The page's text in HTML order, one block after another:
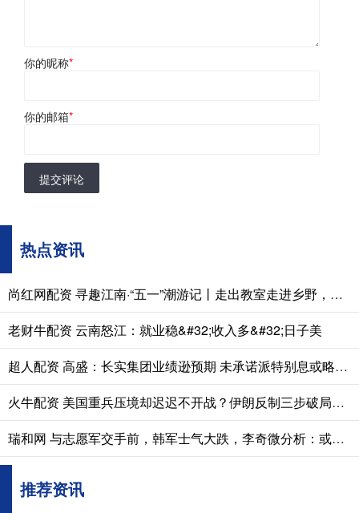
你的昵称*
你的邮箱*
提交评论
热点资讯
尚红网配资 寻趣江南·“五一”潮游记丨走出教室走进乡野，浮桥镇这堂“自然阅读课”让知识更生动
老财牛配资 云南怒江：就业稳&#32;收入多&#32;日子美
超人配资 高盛：长实集团业绩逊预期 未承诺派特别息或略负面 评级“中性”
火牛配资 美国重兵压境却迟迟不开战？伊朗反制三步破局威慑有底气
瑞和网 与志愿军交手前，韩军士气大跌，李奇微分析：或与朝贡体系有关联
推荐资讯